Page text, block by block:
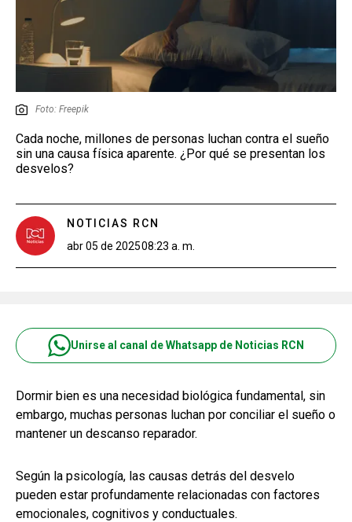
Foto: Freepik
Cada noche, millones de personas luchan contra el sueño
sin una causa física aparente. ¿Por qué se presentan los
desvelos?
NOTICIAS RCN
abr 05 de 202508:23 a. m.
Unirse al canal de Whatsapp de Noticias RCN
Dormir bien es una necesidad biológica fundamental, sin
embargo, muchas personas luchan por conciliar el sueño o
mantener un descanso reparador.
Según la psicología, las causas detrás del desvelo
pueden estar profundamente relacionadas con factores
emocionales, cognitivos y conductuales.